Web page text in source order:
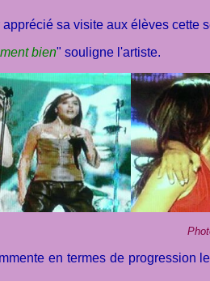
sa visite aux élèves cette
bien" souligne l'artiste.
en termes de progression